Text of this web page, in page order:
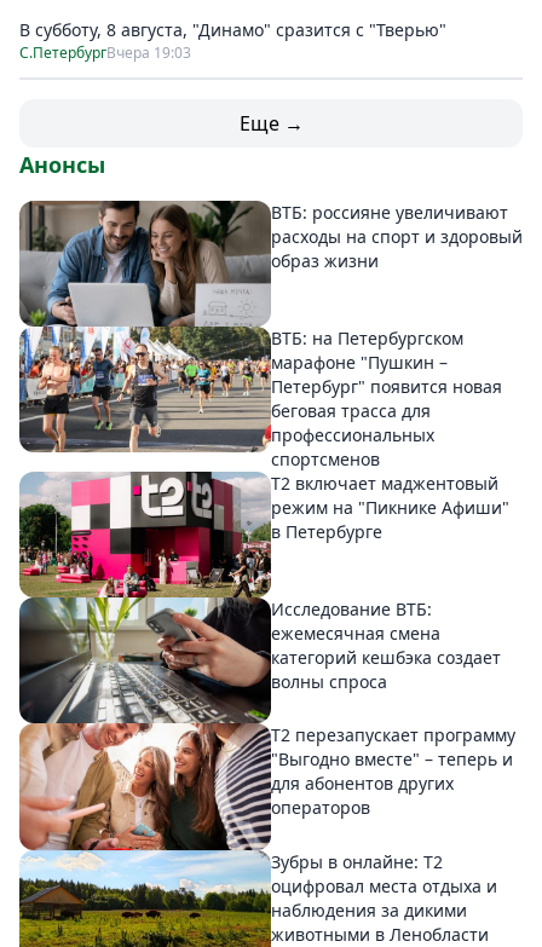
В субботу, 8 августа, "Динамо" сразится с "Тверью"
С.ПетербургВчера 19:03
Еще →
Анонсы
ВТБ: россияне увеличивают
расходы на спорт и здоровый
образ жизни
ВТБ: на Петербургском
марафоне "Пушкин –
Петербург" появится новая
беговая трасса для
профессиональных
спортсменов
Т2 включает маджентовый
режим на "Пикнике Афиши"
в Петербурге
Исследование ВТБ:
ежемесячная смена
категорий кешбэка создает
волны спроса
Т2 перезапускает программу
"Выгодно вместе" – теперь и
для абонентов других
операторов
Зубры в онлайне: Т2
оцифровал места отдыха и
наблюдения за дикими
животными в Ленобласти